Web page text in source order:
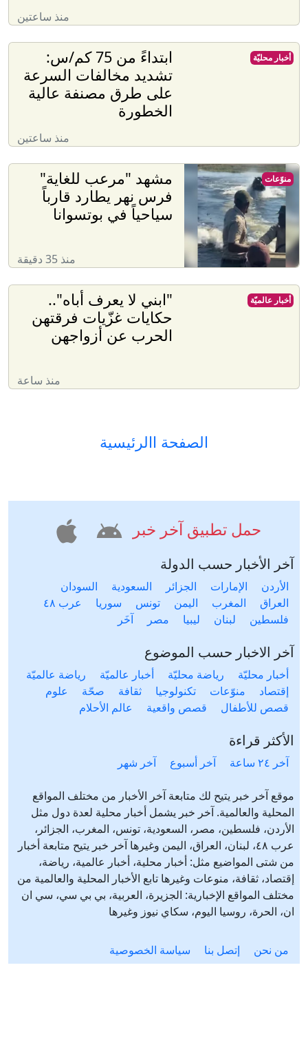
منذ ساعتين
ابتداءً من 75 كم/س:
تشديد مخالفات السرعة
على طرق مصنفة عالية
الخطورة
منذ ساعتين
أخبار محليّة
مشهد "مرعب للغاية"
فرس نهر يطارد قارباً
سياحياً في بوتسوانا
منذ 35 دقيقة
منوّعات
"ابني لا يعرف أباه"..
حكايات غزّيات فرقتهن
الحرب عن أزواجهن
منذ ساعة
أخبار عالميّة
الصفحة االرئيسية
حمل تطبيق آخر خبر
آخر الأخبار حسب الدولة
الأردن الإمارات الجزائر السعودية
السودان
العراق
المغرب اليمن تونس سوريا
عرب ٤٨
فلسطين
لبنان ليبيا مصر آخَر
آخر الاخبار حسب الموضوع
أخبار محليّة رياضة محليّة أخبار عالميّة
رياضة عالميّة
إقتصاد
منوّعات تكنولوجيا ثقافة صحّة
علوم
قصص للأطفال
قصص واقعية عالم الأحلام
الأكثر قراءة
آخر ٢٤ ساعة آخر أسبوع آخر شهر
موقع آخر خبر يتيح لك متابعة آخر الأخبار من مختلف المواقع
المحلية والعالمية. آخر خبر يشمل أخبار محلية لعدة دول مثل
الأردن، فلسطين، مصر، السعودية، تونس، المغرب، الجزائر،
عرب ٤٨، لبنان، العراق، اليمن وغيرها آخر خبر يتيح متابعة أخبار
من شتى المواضيع مثل: أخبار محلية، أخبار عالمية، رياضة،
إقتصاد، ثقافة، منوعات وغيرها تابع الأخبار المحلية والعالمية من
مختلف المواقع الإخبارية: الجزيرة، العربية، بي بي سي، سي ان
ان، الحرة، روسيا اليوم، سكاي نيوز وغيرها
من نحن إتصل بنا سياسة الخصوصية